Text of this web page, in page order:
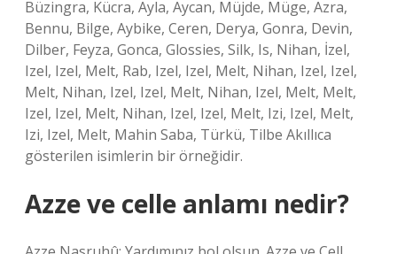
Büzingra, Kücra, Ayla, Aycan, Müjde, Müge, Azra,
Bennu, Bilge, Aybike, Ceren, Derya, Gonra, Devin,
Dilber, Feyza, Gonca, Glossies, Silk, Is, Nihan, İzel,
Izel, Izel, Melt, Rab, Izel, Izel, Melt, Nihan, Izel, Izel,
Melt, Nihan, Izel, Izel, Melt, Nihan, Izel, Melt, Melt,
Izel, Izel, Melt, Nihan, Izel, Izel, Melt, Izi, Izel, Melt,
Izi, Izel, Melt, Mahin Saba, Türkü, Tilbe Akıllıca
gösterilen isimlerin bir örneğidir.
Azze ve celle anlamı nedir?